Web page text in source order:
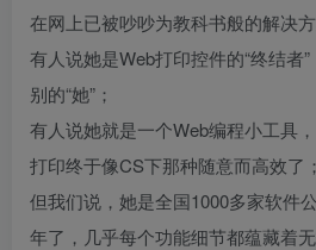
在网上已被吵吵为教科书般的解决方
有人说她是Web打印控件的“终结者
别的“她”；
有人说她就是一个Web编程小工具
打印终于像CS下那种随意而高效了；
但我们说，她是全国1000多家软件
年了，几乎每个功能细节都蕴藏着